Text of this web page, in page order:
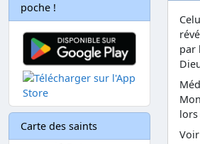
poche !
Carte des saints
par
Voir